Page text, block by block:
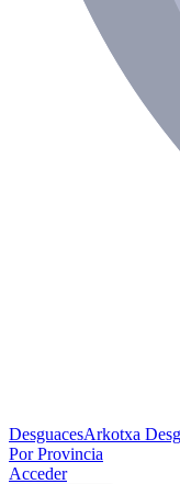
DesguacesArkotxa
Por Provincia
Acceder